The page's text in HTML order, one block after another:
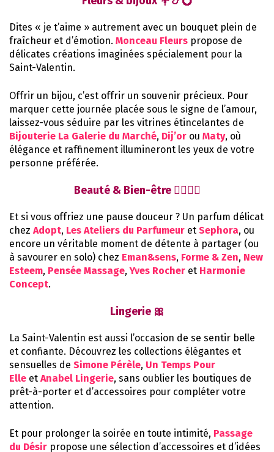
Dites « je t’aime » autrement avec un bouquet plein de
fraîcheur et d’émotion. Monceau Fleurs propose de
délicates créations imaginées spécialement pour la
Saint-Valentin.
Offrir un bijou, c’est offrir un souvenir précieux. Pour
marquer cette journée placée sous le signe de l’amour,
laissez-vous séduire par les vitrines étincelantes de
Bijouterie La Galerie du Marché, Dij’or ou Maty, où
élégance et raffinement illumineront les yeux de votre
personne préférée.
Beauté & Bien-être 💆‍♀️🧖‍♂️
Et si vous offriez une pause douceur ? Un parfum délicat
chez Adopt, Les Ateliers du Parfumeur et Sephora, ou
encore un véritable moment de détente à partager (ou
à savourer en solo) chez Eman&sens, Forme & Zen, New
Esteem, Pensée Massage,Yves Rocher et Harmonie
Concept.
Lingerie 🎀
La Saint-Valentin est aussi l’occasion de se sentir belle
et confiante. Découvrez les collections élégantes et
sensuelles de Simone Pérèle, Un Temps Pour
Elle et Anabel Lingerie, sans oublier les boutiques de
prêt-à-porter et d’accessoires pour compléter votre
attention.
Et pour prolonger la soirée en toute intimité, Passage
du Désir propose une sélection d’accessoires et d’idées